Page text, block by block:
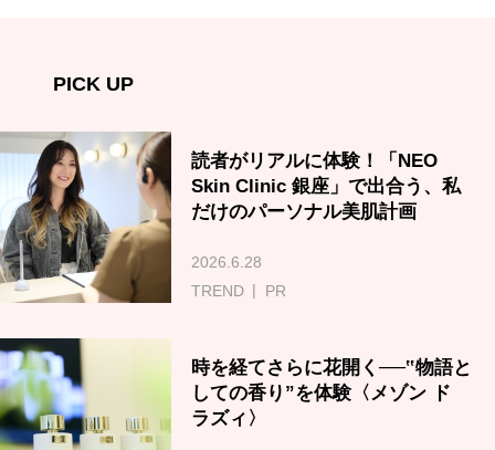
PICK UP
読者がリアルに体験！「NEO
Skin Clinic 銀座」で出合う、私
だけのパーソナル美肌計画
2026.6.28
TREND
PR
時を経てさらに花開く──‟物語と
しての香り”を体験〈メゾン ド
ラズィ〉